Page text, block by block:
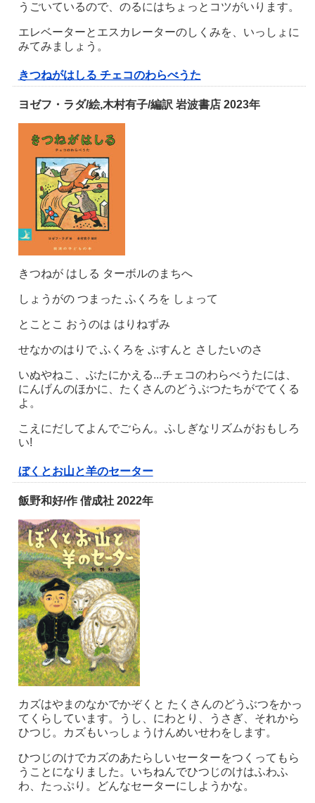
うごいているので、のるにはちょっとコツがいります。
エレベーターとエスカレーターのしくみを、いっしょに
みてみましょう。
きつねがはしる チェコのわらべうた
ヨゼフ・ラダ/絵,木村有子/編訳 岩波書店 2023年
きつねが はしる ターボルのまちへ
しょうがの つまった ふくろを しょって
とことこ おうのは はりねずみ
せなかのはりで ふくろを ぷすんと さしたいのさ
いぬやねこ、ぶたにかえる...チェコのわらべうたには、
にんげんのほかに、たくさんのどうぶつたちがでてくる
よ。
こえにだしてよんでごらん。ふしぎなリズムがおもしろ
い!
ぼくとお山と羊のセーター
飯野和好/作 偕成社 2022年
カズはやまのなかでかぞくと たくさんのどうぶつをかっ
てくらしています。うし、にわとり、うさぎ、それから
ひつじ。カズもいっしょうけんめいせわをします。
ひつじのけでカズのあたらしいセーターをつくってもら
うことになりました。いちねんでひつじのけはふわふ
わ、たっぷり。どんなセーターにしようかな。